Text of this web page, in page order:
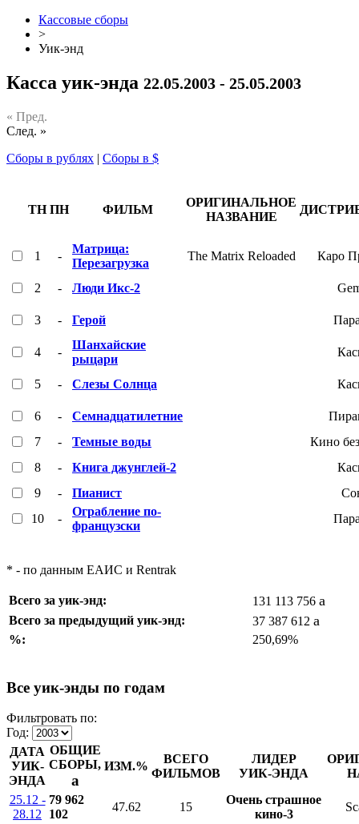
Кассовые сборы
>
Уик-энд
Касса уик-энда 22.05.2003 - 25.05.2003
« Пред.
След. »
Сборы в рублях | Сборы в $
ТН ПН ФИЛЬМ
ОРИГИНАЛЬНОЕ
НАЗВАНИЕ
1 -
Матрица:
Перезагрузка
The Matrix Reloaded Каро
2 - Люди Икс-2
3 - Герой
4 -
Шанхайские
рыцари
5 - Слезы Солнца
6 - Семнадцатилетние
7
- Темные воды
Кино
8
- Книга джунглей-2
9
- Пианист
10
-
Ограбление по-
французски
* - по данным ЕАИС и Rentrak
Всего за уик-энд: 131 113 756 a
Всего за предыдущий уик-энд: 37 387 612 a
%: 250,69%
Все уик-энды по годам
Фильтровать по:
Год:
ДАТА
УИК-
ЭНДА
ОБЩИЕ
СБОРЫ,
a
ИЗМ.%
ВСЕГО
ФИЛЬМОВ
ЛИДЕР
УИК-ЭНДА
25.12 -
28.12
79 962
102
47.62 15
Очень страшное
кино-3